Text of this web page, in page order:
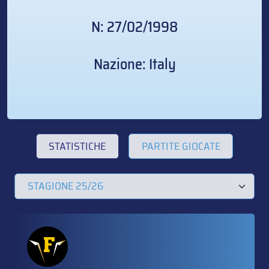
N: 27/02/1998
Nazione: Italy
STATISTICHE PARTITE GIOCATE